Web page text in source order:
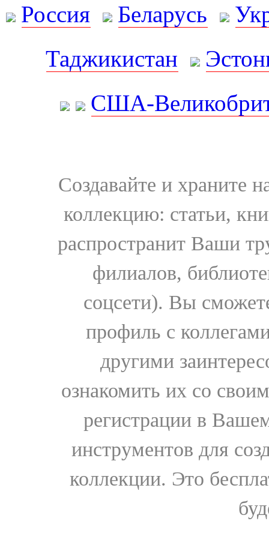
Россия Беларусь
Таджикистан
США-
Создавайте и храните
коллекцию: статьи,
распространит Ваши
филиалов,
соцсети). Вы
профиль с
другими
ознакомить их со
регистрации в
инструментов для
коллекции. Это